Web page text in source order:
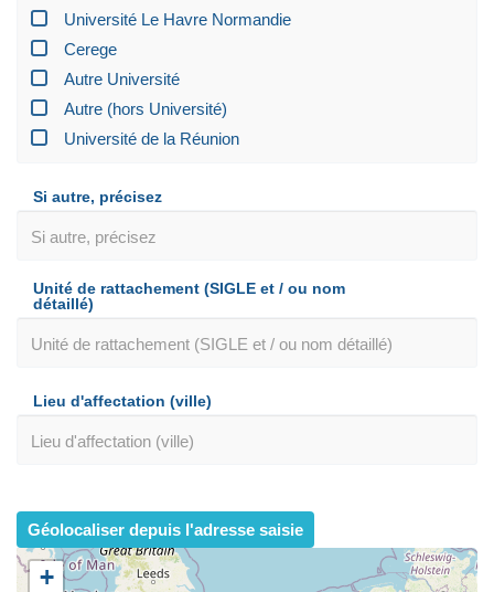
Université Le Havre Normandie
Cerege
Autre Université
Autre (hors Université)
Université de la Réunion
Si autre, précisez
Unité de rattachement (SIGLE et / ou nom
détaillé)
Lieu d'affectation (ville)
Géolocaliser depuis l'adresse saisie
+